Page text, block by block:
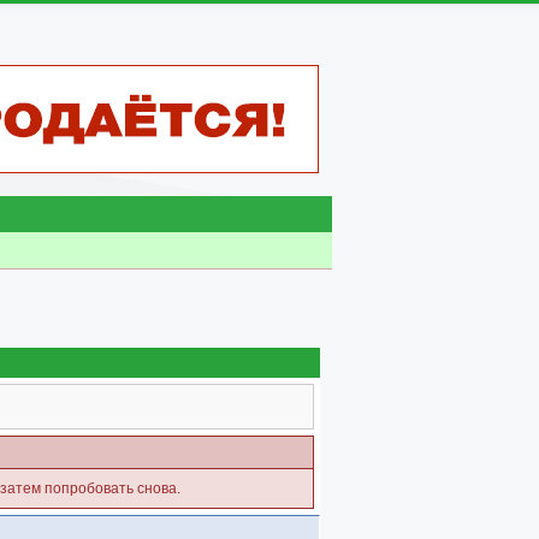
попробовать снова.